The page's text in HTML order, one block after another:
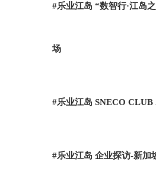
#乐业江岛 “数智行·江岛
场
#乐业江岛 SNECO
#乐业江岛 企业探访-新加